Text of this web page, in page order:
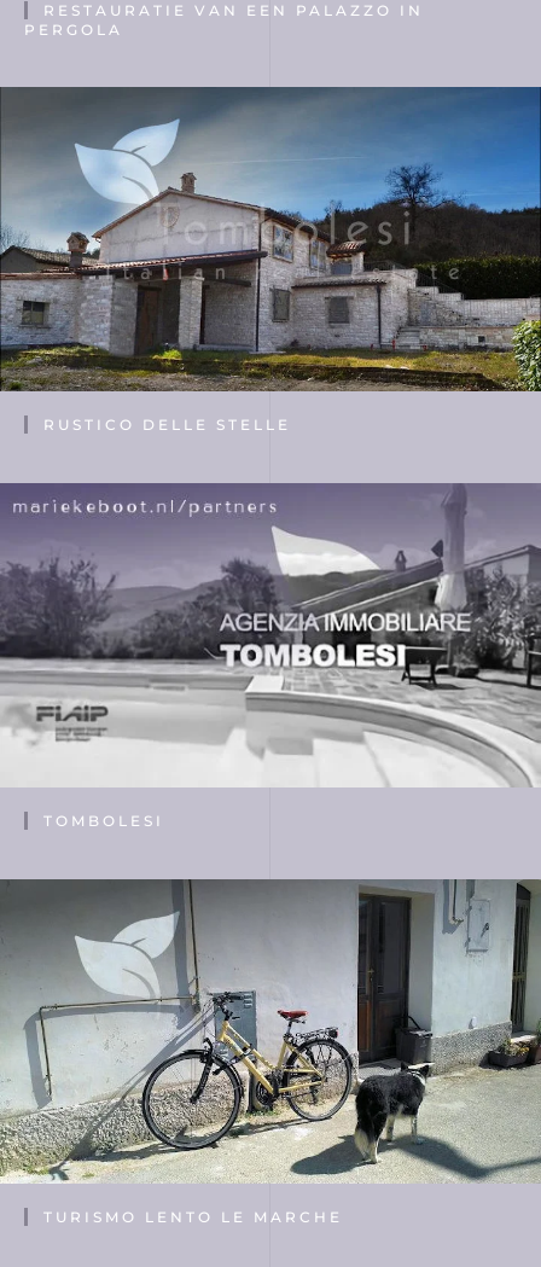
RESTAURATIE VAN EEN PALAZZO IN
PERGOLA
RUSTICO DELLE STELLE
TOMBOLESI
TURISMO LENTO LE MARCHE